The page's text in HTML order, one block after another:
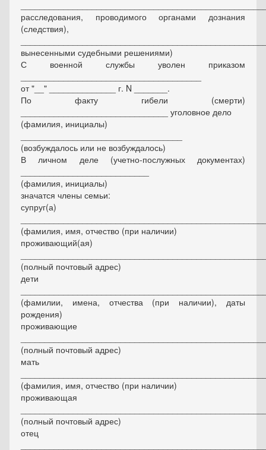
расследования, проводимого органами дознания
(следствия),
вынесенными судебными решениями)
С военной службы уволен приказом
от "__" ______________ г. N _______.
По факту гибели (смерти)
_______________________________ уголовное дело
(фамилия, инициалы)
(возбуждалось или не возбуждалось)
В личном деле (учетно-послужных документах)
(фамилия, инициалы)
значатся члены семьи:
супруг(а)
(фамилия, имя, отчество (при наличии)
проживающий(ая)
(полный почтовый адрес)
дети
(фамилии, имена, отчества (при наличии), даты
рождения)
проживающие
(полный почтовый адрес)
мать
(фамилия, имя, отчество (при наличии)
проживающая
(полный почтовый адрес)
отец